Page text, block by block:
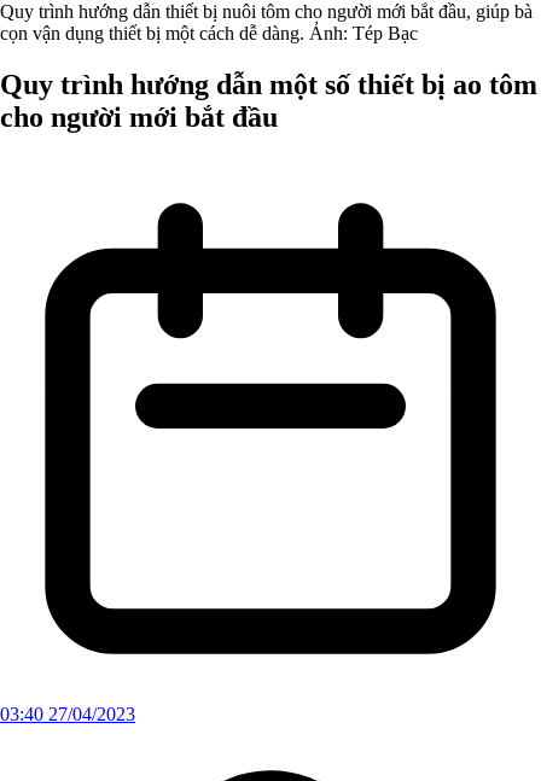
Quy trình hướng dẫn thiết bị nuôi tôm cho người mới bắt đầu, giúp bà
cọn vận dụng thiết bị một cách dễ dàng. Ảnh: Tép Bạc
Quy trình hướng dẫn một số thiết bị ao tôm
cho người mới bắt đầu
03:40 27/04/2023